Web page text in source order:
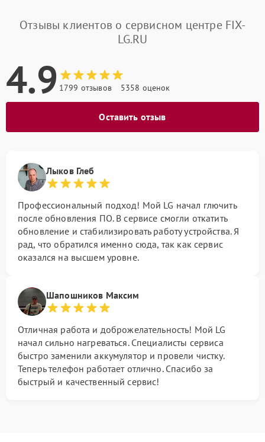
Отзывы клиентов о сервисном центре FIX-
LG.RU
4.9 1799 отзывов 5358 оценок
Оставить отзыв
Лыков Глеб
Профессиональный подход! Мой LG начал глючить
после обновления ПО. В сервисе смогли откатить
обновление и стабилизировать работу устройства. Я
рад, что обратился именно сюда, так как сервис
оказался на высшем уровне.
Шапошников Максим
Отличная работа и доброжелательность! Мой LG
начал сильно нагреваться. Специалисты сервиса
быстро заменили аккумулятор и провели чистку.
Теперь телефон работает отлично. Спасибо за
быстрый и качественный сервис!